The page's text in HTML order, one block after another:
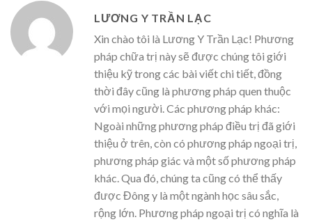
LƯƠNG Y TRẦN LẠC
Xin chào tôi là Lương Y Trần Lạc! Phương
pháp chữa trị này sẽ được chúng tôi giới
thiệu kỹ trong các bài viết chi tiết, đồng
thời đây cũng là phương pháp quen thuộc
với mọi người. Các phương pháp khác:
Ngoài những phương pháp điều trị đã giới
thiệu ở trên, còn có phương pháp ngoại trị,
phương pháp giác và một số phương pháp
khác. Qua đó, chúng ta cũng có thể thấy
được Đông y là một ngành học sâu sắc,
rộng lớn. Phương pháp ngoại trị có nghĩa là